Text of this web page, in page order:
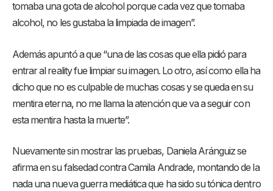
tomaba una gota de alcohol porque cada vez que tomaba
alcohol, no les gustaba la limpiada de imagen”.
Además apuntó a que “una de las cosas que ella pidió para
entrar al reality fue limpiar su imagen. Lo otro, así como ella ha
dicho que no es culpable de muchas cosas y se queda en su
mentira eterna, no me llama la atención que va a seguir con
esta mentira hasta la muerte”.
Nuevamente sin mostrar las pruebas, Daniela Aránguiz se
afirma en su falsedad contra Camila Andrade, montando de la
nada una nueva guerra mediática que ha sido su tónica dentro